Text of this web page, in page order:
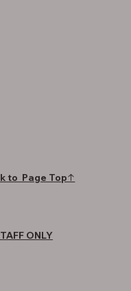
to Page Top↑
ONLY